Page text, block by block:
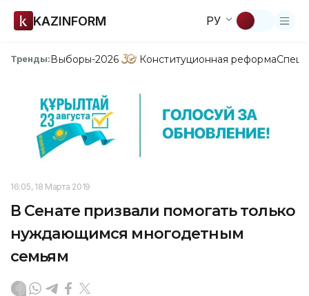
KAZINFORM РУ
Тренды:Выборы-2026 Конституционная реформа
16:05, 18 Марта 2019
В Сенате призвали помогать только
нуждающимся многодетным
семьям